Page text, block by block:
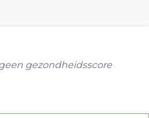
gezondheidsscore